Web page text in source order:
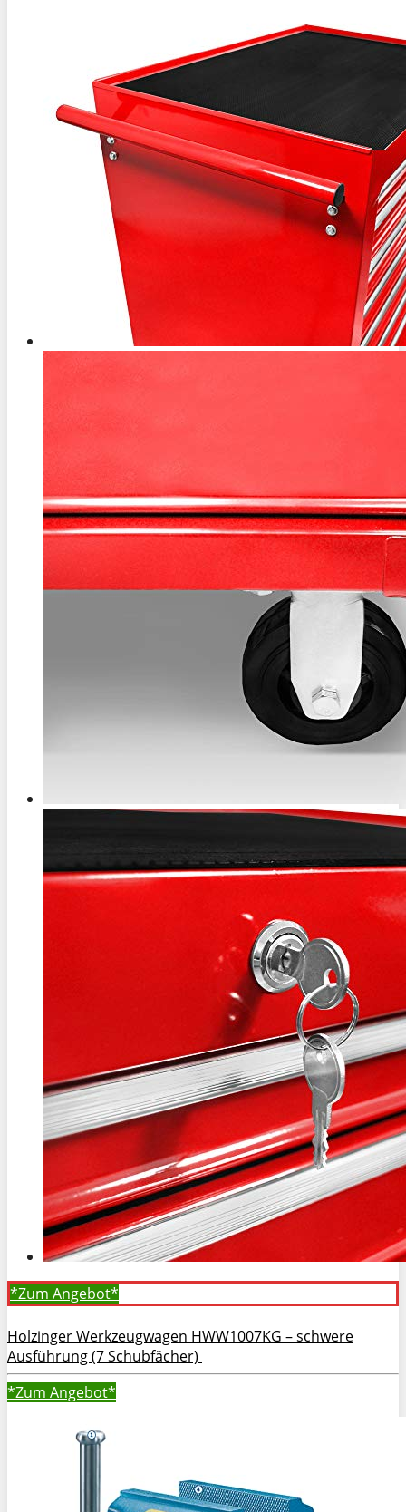
*Zum Angebot*
Holzinger Werkzeugwagen HWW1007KG – schwere
Ausführung (7 Schubfächer)
*Zum Angebot*